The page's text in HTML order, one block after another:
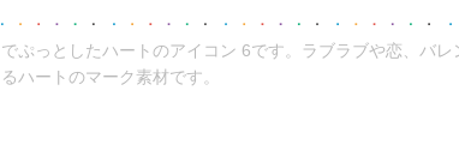
でぷっとしたハートのアイコン 6です。ラブラブや恋、バレ
るハートのマーク素材です。